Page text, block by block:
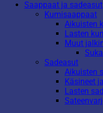
Saappaat ja sadeasut
Kumisaappaat
Aikuisten
Lasten
Muut
Sadeasut
Aikuisten
Käsineet
Lasten